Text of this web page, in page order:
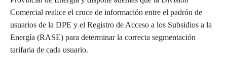
Comercial realice el cruce de información entre el padrón de
usuarios de la DPE y el Registro de Acceso a los Subsidios a la
Energía (RASE) para determinar la correcta segmentación
tarifaria de cada usuario.